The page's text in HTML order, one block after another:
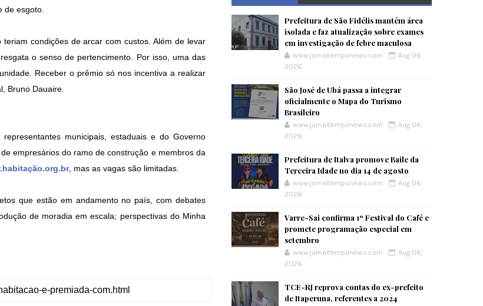
de esgoto.
condições de arcar com custos. Além de levar
o senso de pertencimento. Por isso, uma das
Receber o prêmio só nos incentiva a realizar
Bruno Dauaire.
municipais, estaduais e do Governo
empresários do ramo de construção e membros da
, mas as vagas são limitadas.
que estão em andamento no país, com debates
de moradia em escala; perspectivas do Minha
Prefeitura de São Fidélis mantém área
isolada e faz atualização sobre exames
em investigação de febre maculosa
www.jornaltemponews.com
Aug 06,
2026
São José de Ubá passa a integrar
oficialmente o Mapa do Turismo
Brasileiro
www.jornaltemponews.com
Aug 06,
2026
Prefeitura de Italva promove Baile da
Terceira Idade no dia 14 de agosto
www.jornaltemponews.com
Aug 06,
2026
Varre-Sai confirma 1º Festival do Café e
promete programação especial em
setembro
www.jornaltemponews.com
Aug 06,
2026
TCE-RJ reprova contas do ex-prefeito
de Itaperuna, referentes a 2024